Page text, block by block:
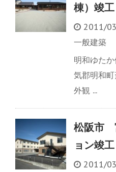
棟）竣工
2011/
一般建築
明和ゆた
気郡明和
外観 ...
松阪市
ョン竣工
2011/